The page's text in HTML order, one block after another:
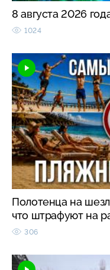
8 августа 2026
1024
Полотенца на
что штрафуют на
306